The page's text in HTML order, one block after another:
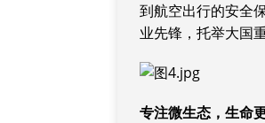
到航空出行的安全
业先锋，托举大国
专注微生态，生命